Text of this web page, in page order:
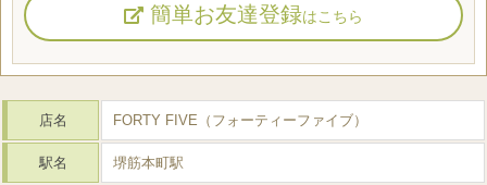
簡単お友達登録はこちら
店名 FORTY FIVE（フォーティーファイブ）
駅名 堺筋本町駅